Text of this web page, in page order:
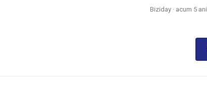
Biziday · acum 5 ani